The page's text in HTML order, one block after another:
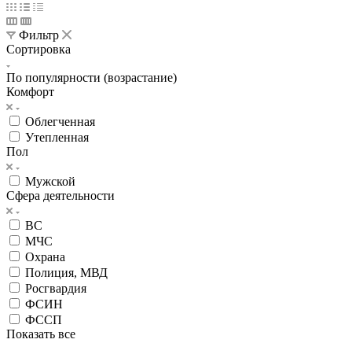
Фильтр
Сортировка
По популярности (возрастание)
Комфорт
Облегченная
Утепленная
Пол
Мужской
Сфера деятельности
ВС
МЧС
Охрана
Полиция, МВД
Росгвардия
ФСИН
ФССП
Показать все